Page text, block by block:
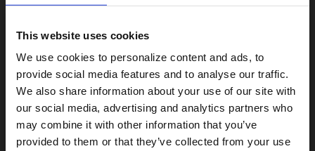
This website uses cookies
We use cookies to personalize content and ads, to
provide social media features and to analyse our traffic.
We also share information about your use of our site with
our social media, advertising and analytics partners who
may combine it with other information that you’ve
provided to them or that they’ve collected from your use
Avis
Visiting from the United States?
For a better experience, please visit our:
US website